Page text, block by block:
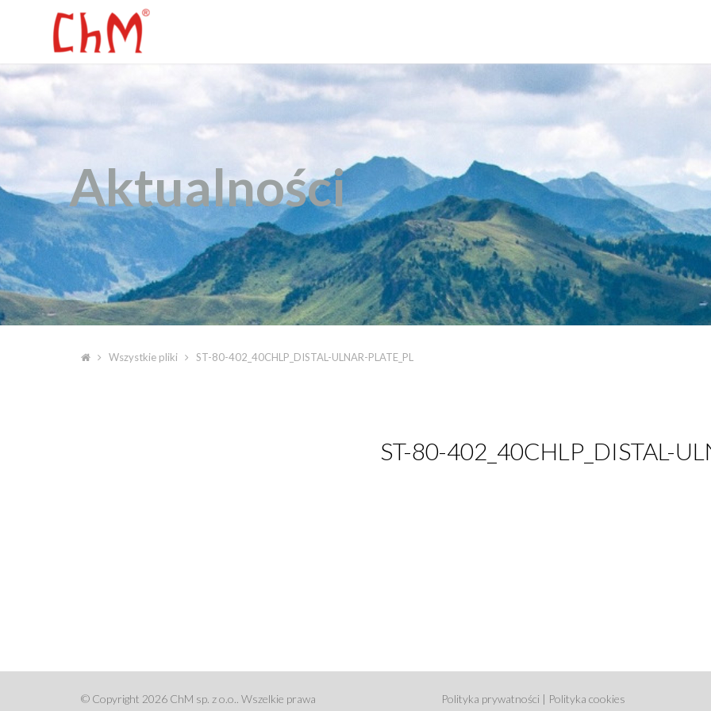
Aktualności
Wszystkie pliki ST-80-402_40CHLP_DISTAL-ULNAR-PLATE_PL
ST-80-402_40CHLP_DISTAL-
© Copyright 2026 ChM sp. z o.o.. Wszelkie prawa
Polityka prywatności | Polityka cookies